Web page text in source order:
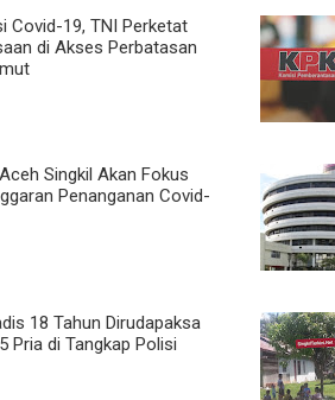
Covid-19, TNI Perketat
di Akses Perbatasan
Singkil Akan Fokus
Penanganan Covid-
18 Tahun Dirudapaksa
Pria di Tangkap Polisi